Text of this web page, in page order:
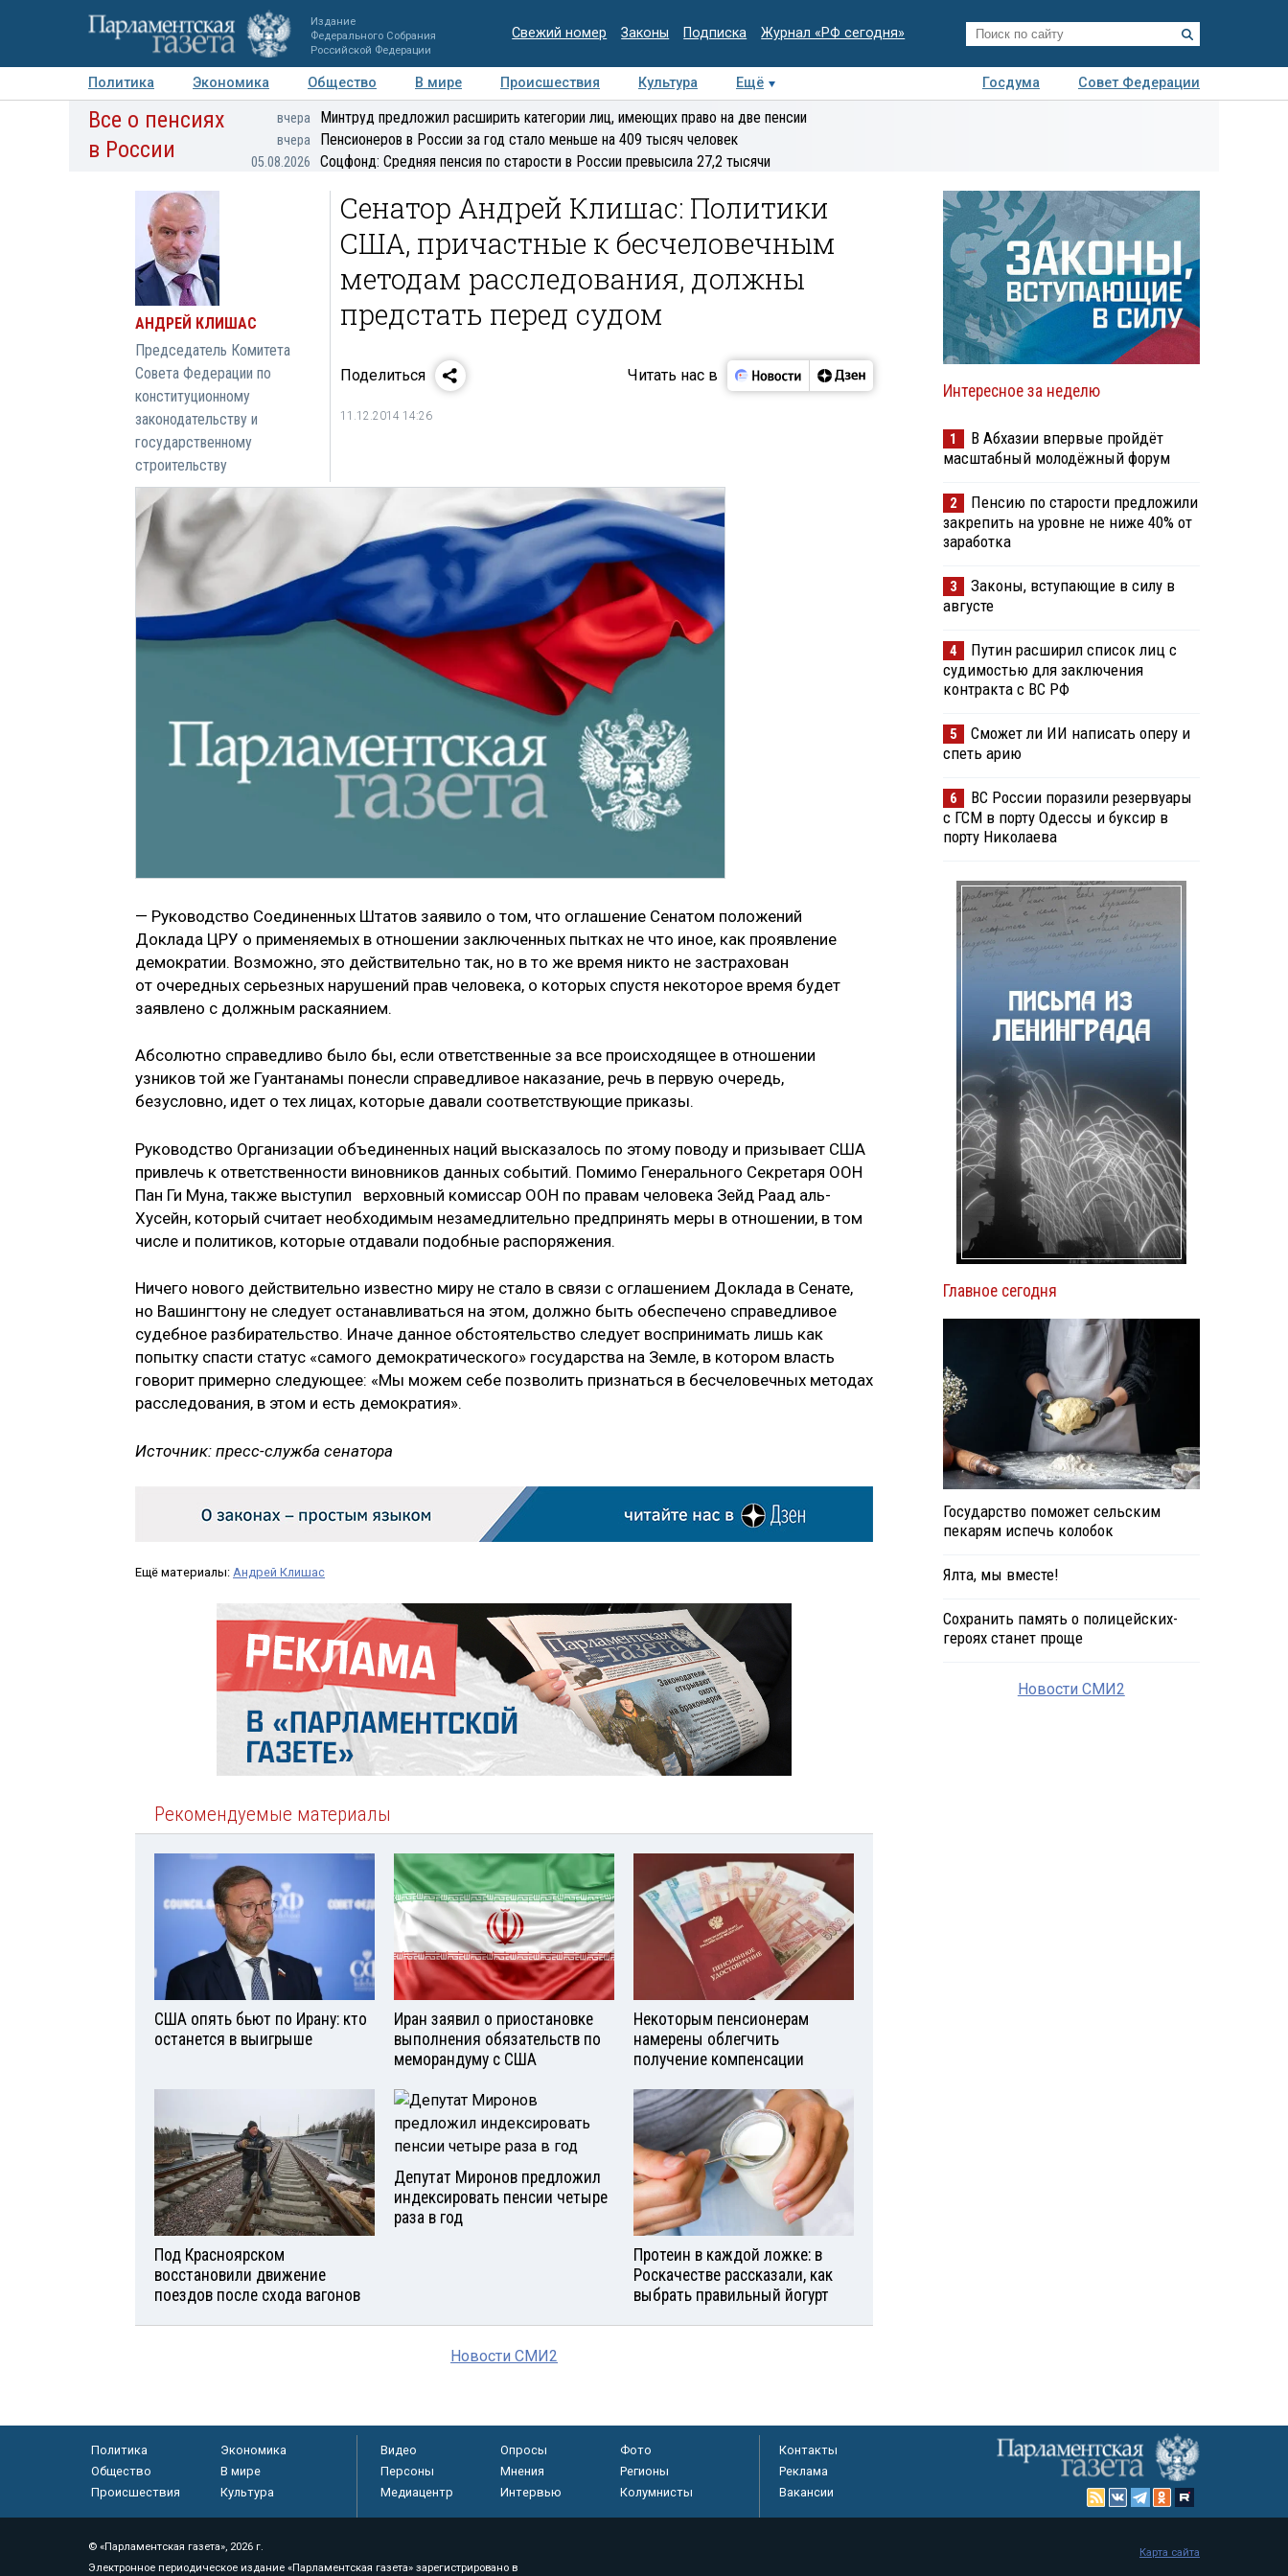
Издание
Федерального Собрания
Российской Федерации
Свежий номер Законы Подписка Журнал «РФ сегодня»
Политика Экономика Общество В мире Происшествия Культура Ещё Госдума
Совет Федерации
Авторы Персоны Мнения Регионы Медиацентр Интервью Колумнисты
Деловая
Все о пенсиях
в России
вчера Минтруд предложил расширить категории лиц, имеющих право на две пенсии
вчера Пенсионеров в России за год стало меньше на 409 тысяч человек
05.08.2026 Соцфонд: Средняя пенсия по старости в России превысила 27,2 тысячи
АНДРЕЙ КЛИШАС
Председатель Комитета
Совета Федерации по
конституционному
законодательству и
государственному
строительству
Сенатор Андрей Клишас: Политики
США, причастные к бесчеловечным
методам расследования, должны
предстать перед судом
Поделиться Читать нас в
11.12.2014 14:26
— Руководство Соединенных Штатов заявило о том, что оглашение Сенатом положений
Доклада ЦРУ о применяемых в отношении заключенных пытках не что иное, как проявление
демократии. Возможно, это действительно так, но в то же время никто не застрахован
от очередных серьезных нарушений прав человека, о которых спустя некоторое время будет
заявлено с должным раскаянием.
Абсолютно справедливо было бы, если ответственные за все происходящее в отношении
узников той же Гуантанамы понесли справедливое наказание, речь в первую очередь,
безусловно, идет о тех лицах, которые давали соответствующие приказы.
Руководство Организации объединенных наций высказалось по этому поводу и призывает США
привлечь к ответственности виновников данных событий. Помимо Генерального Секретаря ООН
Пан Ги Муна, также выступил верховный комиссар ООН по правам человека Зейд Раад аль-
Хусейн, который считает необходимым незамедлительно предпринять меры в отношении, в том
числе и политиков, которые отдавали подобные распоряжения.
Ничего нового действительно известно миру не стало в связи с оглашением Доклада в Сенате,
но Вашингтону не следует останавливаться на этом, должно быть обеспечено справедливое
судебное разбирательство. Иначе данное обстоятельство следует воспринимать лишь как
попытку спасти статус «самого демократического» государства на Земле, в котором власть
говорит примерно следующее: «Мы можем себе позволить признаться в бесчеловечных методах
расследования, в этом и есть демократия».
Источник: пресс-служба сенатора
Ещё материалы: Андрей Клишас
Рекомендуемые материалы
США опять бьют по Ирану: кто
останется в выигрыше
Иран заявил о приостановке
выполнения обязательств по
меморандуму с США
Некоторым пенсионерам
намерены облегчить
получение компенсации
Под Красноярском
восстановили движение
поездов после схода вагонов
Депутат Миронов предложил
индексировать пенсии четыре
раза в год
Протеин в каждой ложке: в
Роскачестве рассказали, как
выбрать правильный йогурт
Новости СМИ2
Интересное за неделю
1
В Абхазии впервые пройдёт
масштабный молодёжный форум
2
Пенсию по старости предложили
закрепить на уровне не ниже 40% от
заработка
3
Законы, вступающие в силу в
августе
4
Путин расширил список лиц с
судимостью для заключения
контракта с ВС РФ
5
Сможет ли ИИ написать оперу и
спеть арию
6
ВС России поразили резервуары
с ГСМ в порту Одессы и буксир в
порту Николаева
Главное сегодня
Государство поможет сельским
пекарям испечь колобок
Ялта, мы вместе!
Сохранить память о полицейских-
героях станет проще
Новости СМИ2
Политика
Экономика
Общество
В мире
Происшествия
Культура
Видео Опросы
Фото
Персоны
Мнения
Регионы
Медиацентр
Интервью Колумнисты
Контакты
Реклама
Вакансии
© «Парламентская газета», 2026 г.
Электронное периодическое издание «Парламентская газета» зарегистрировано в
Карта сайта